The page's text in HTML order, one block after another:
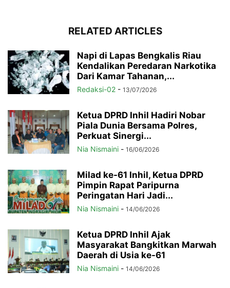
RELATED ARTICLES
Napi di Lapas Bengkalis Riau
Kendalikan Peredaran Narkotika
Dari Kamar Tahanan,...
Redaksi-02 - 13/07/2026
Ketua DPRD Inhil Hadiri Nobar
Piala Dunia Bersama Polres,
Perkuat Sinergi...
Nia Nismaini - 16/06/2026
Milad ke-61 Inhil, Ketua DPRD
Pimpin Rapat Paripurna
Peringatan Hari Jadi...
Nia Nismaini - 14/06/2026
Ketua DPRD Inhil Ajak
Masyarakat Bangkitkan Marwah
Daerah di Usia ke-61
Nia Nismaini - 14/06/2026